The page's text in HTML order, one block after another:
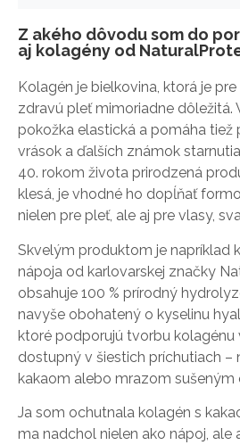
Z akého dôvodu som do
aj kolagény od
Kolagén je bielkovina, ktorá je
zdravú pleť mimoriadne dôležitá.
pokožka elastická a pomáha tiež
vrások a ďalších známok
40. rokom života prirodzená
klesá, je vhodné ho dopĺňať
nielen pre pleť, ale aj pre vlasy,
Skvelým produktom je napríklad
nápoja od karlovarskej značky
obsahuje 100 % prírodný
navyše obohatený o kyselinu
ktoré podporujú tvorbu kolagénu
dostupný v šiestich príchutiach –
kakaom alebo mrazom sušeným
Ja som ochutnala kolagén s
ma nadchol nielen ako nápoj, ale